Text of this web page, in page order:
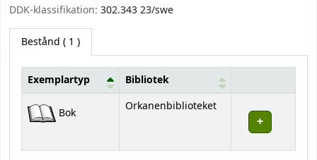
DDK-klassifikation: 302.343 23/swe
Bestånd ( 1 )
Bestånd
Exemplartyp Bibliotek
Bok Orkanenbiblioteket